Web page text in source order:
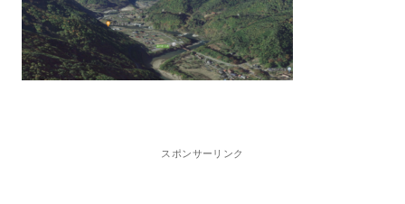
スポンサーリンク